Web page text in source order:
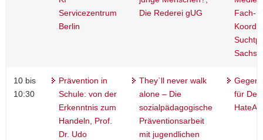
Servicezentrum
Berlin
Die Rederei gUG
Fach-
10 bis
10:30
Prävention in
Schule: von der
Erkenntnis zum
Handeln, Prof.
Dr. Udo
They`ll never walk
alone – Die
sozialpädagogische
Präventionsarbeit
mit jugendlichen
Gegen
für